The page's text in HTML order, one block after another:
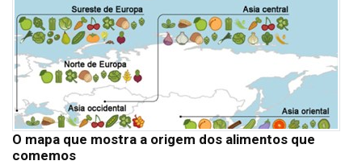
O mapa que mostra a origem dos alimentos que
comemos